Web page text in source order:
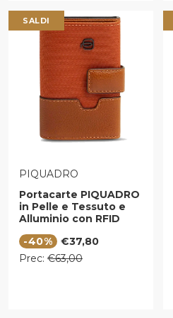
SALDI
VENDITORE:
PIQUADRO
Portacarte PIQUADRO
in Pelle e Tessuto e
Alluminio con RFID
PP5649W138R
-40%
Prezzo di vendita
€37,80
Prezzo regolare
Prec: €63,00